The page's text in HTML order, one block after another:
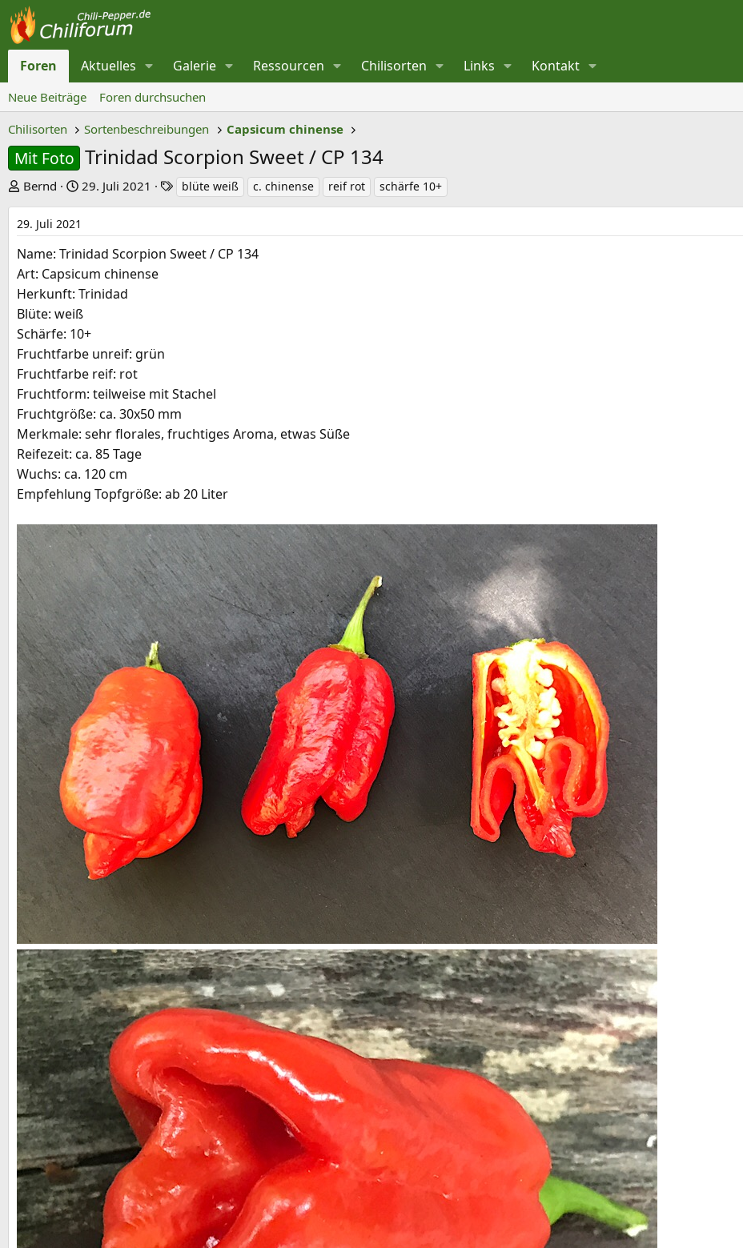
Foren Aktuelles Galerie Ressourcen Chilisorten Links Kontakt
Neue Beiträge
Foren durchsuchen
Chilisorten
Sortenbeschreibungen Capsicum chinense
Mit Foto Trinidad Scorpion Sweet / CP 134
E
r
s
e
l
l
e
r
Bernd
E
r
e
l
l
t
a
m
29. Juli 2021
c
a
blüte weiß c. chinense reif rot schärfe 10+
29. Juli 2021
Name: Trinidad Scorpion Sweet / CP 134
Art: Capsicum chinense
Herkunft: Trinidad
Blüte: weiß
Schärfe: 10+
Fruchtfarbe unreif: grün
Fruchtfarbe reif: rot
Fruchtform: teilweise mit Stachel
Fruchtgröße: ca. 30x50 mm
Merkmale: sehr florales, fruchtiges Aroma, etwas Süße
Reifezeit: ca. 85 Tage
Wuchs: ca. 120 cm
Empfehlung Topfgröße: ab 20 Liter